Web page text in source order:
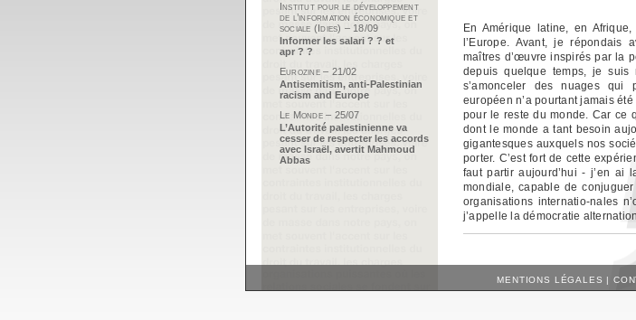
En Amérique latine, en
l’Europe. Avant, je répondais
maîtres d’œuvre inspirés par la
depuis quelque temps, je
s’amonceler des nuages qui
européen n’a pourtant jamais
pour le reste du monde. Car ce
dont le monde a tant besoin
gigantesques auxquels nos
porter. C’est fort de cette
faut partir aujourd’hui - j’en ai
mondiale, capable de
organisations internatio-nales
j’appelle la démocratie
Institut pour le développement
de l’information économique et
sociale (Idies) – 18/09
Informer les salari ? ? et
apr ? ?
Eurozine – 21/02
Antisemitism, anti-Palestinian
racism and Europe
Le Monde – 25/07
L’Autorité palestinienne va
cesser de respecter les accords
avec Israël, avertit Mahmoud
Abbas
MENTIONS LÉGALES |